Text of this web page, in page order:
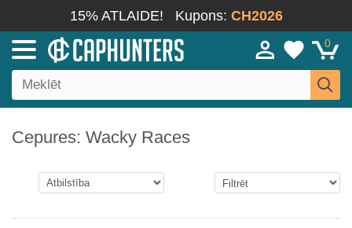
15% ATLAIDE! Kupons: CH2026
0
Cepures: Wacky Races